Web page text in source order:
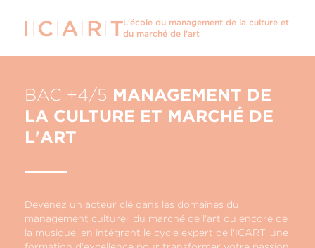
L'école du management de la culture et
du marché de l'art
BAC +4/5 MANAGEMENT DE
LA CULTURE ET MARCHÉ DE
L'ART
Devenez un acteur clé dans les domaines du
management culturel, du marché de l'art ou encore de
la musique, en intégrant le cycle expert de l'ICART, une